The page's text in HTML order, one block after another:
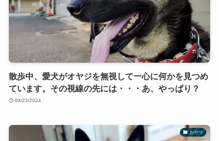
散歩中、愛犬がオヤジを無視して一心に何かを見つめ
ています。その視線の先には・・・あ、やっぱり？
09/23/2024
おやつ